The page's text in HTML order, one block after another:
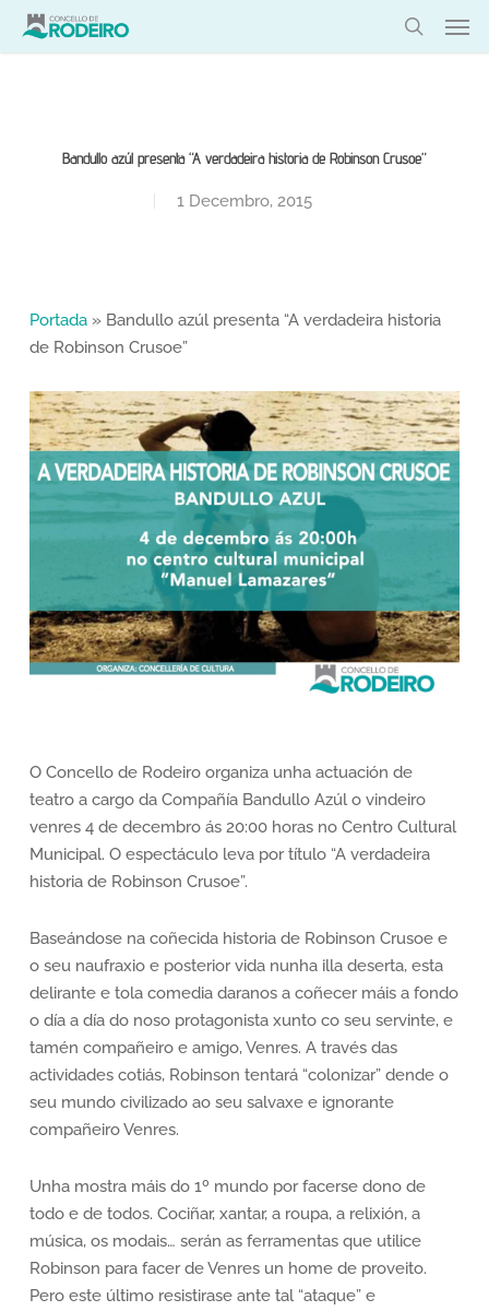
Skip
Bandullo azúl presenta “A verdadeira historia de Robinson Crusoe”
1 Decembro, 2015
Portada» Bandullo azúl presenta “A verdadeira historia
de Robinson Crusoe”
O Concello de Rodeiro organiza unha actuación de
teatro a cargo da Compañía Bandullo Azúl o vindeiro
venres 4 de decembro ás 20:00 horas no Centro Cultural
Municipal. O espectáculo leva por título “A verdadeira
historia de Robinson Crusoe”.
Baseándose na coñecida historia de Robinson Crusoe e
o seu naufraxio e posterior vida nunha illa deserta, esta
delirante e tola comedia daranos a coñecer máis a fondo
o día a día do noso protagonista xunto co seu servinte, e
tamén compañeiro e amigo, Venres. A través das
actividades cotiás, Robinson tentará “colonizar” dende o
seu mundo civilizado ao seu salvaxe e ignorante
compañeiro Venres.
Unha mostra máis do 1º mundo por facerse dono de
todo e de todos. Cociñar, xantar, a roupa, a relixión, a
música, os modais… serán as ferramentas que utilice
Robinson para facer de Venres un home de proveito.
Pero este último resistirase ante tal “ataque” e